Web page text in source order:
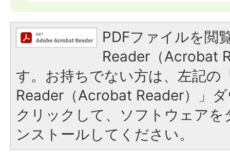
PDFファイルを閲
Reader（Acrobat
す。お持ちでない方は、左記の
Reader（Acrobat Reader）」
クリックして、ソフトウェア
ンストールしてください。